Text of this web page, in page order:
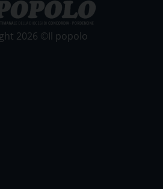
2026 ©Il popolo